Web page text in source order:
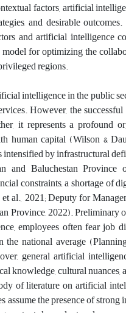
factors, artificial
and desirable
and artificial intelligence
for optimizing the
regions.
intelligence in the public
However, the
it represents a profound
human capital (Wilson &
intensified by infrastructural
and Baluchestan
constraints, a shortage of
al., 2021; Deputy for
Province, 2022).
employees often fear job
national average
general artificial
knowledge, cultural
of literature on artificial
assume the presence of